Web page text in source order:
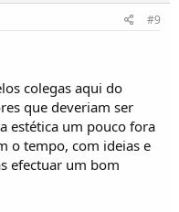
#9
colegas aqui do
que deveriam ser
estética um pouco fora
o tempo, com ideias e
efectuar um bom